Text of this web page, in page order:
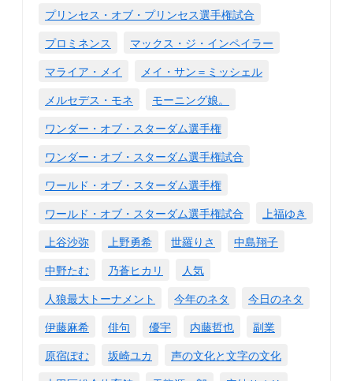
プリンセス・オブ・プリンセス選手権試合
プロミネンス
マックス・ジ・インペイラー
マライア・メイ
メイ・サン＝ミッシェル
メルセデス・モネ
モーニング娘。
ワンダー・オブ・スターダム選手権
ワンダー・オブ・スターダム選手権試合
ワールド・オブ・スターダム選手権
ワールド・オブ・スターダム選手権試合
上福ゆき
上谷沙弥
上野勇希 世羅りさ
中島翔子
中野たむ
乃蒼ヒカリ
人気
人狼最大トーナメント
今年のネタ
今日のネタ
伊藤麻希
俳句 優宇 内藤哲也
副業
原宿ぽむ
坂崎ユカ
声の文化と文字の文化